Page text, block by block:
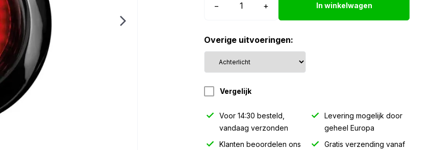
−
achterlicht
-
Dark
aantal
+ In winkelwagen
Overige uitvoeringen:
Vergelijk
Voor 14:30 besteld,
vandaag verzonden
Levering mogelijk door
geheel Europa
Klanten beoordelen ons
Gratis verzending vanaf